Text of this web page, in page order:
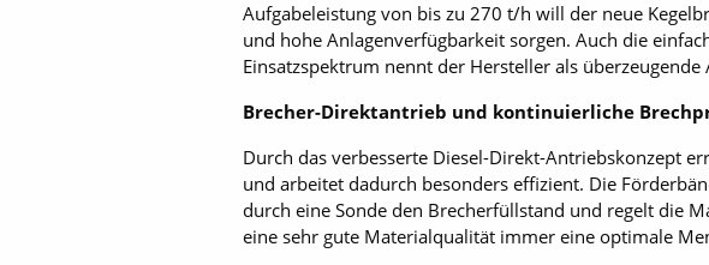
Aufgabeleistung von bis zu 270 t/h will der neue
und hohe Anlagenverfügbarkeit sorgen. Auch die
Einsatzspektrum nennt der Hersteller als
Brecher-Direktantrieb und kontinuierliche
Durch das verbesserte Diesel-Direkt-Antriebskonzept
und arbeitet dadurch besonders effizient. Die
durch eine Sonde den Brecherfüllstand und regelt die
eine sehr gute Materialqualität immer eine optimale